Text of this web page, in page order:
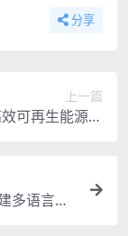
分享
上一篇
可再生能源网
多语言网